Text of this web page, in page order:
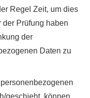
Regel Zeit, um dies
der Prüfung haben
der
Daten zu
geschieht, können